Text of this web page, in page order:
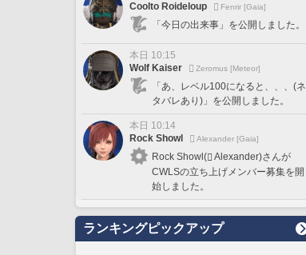
Coolto Roideloup
Fenrir [Gaia]
「今日の出来事」を公開しました。
本日 10:15
Wolf Kaiser
Zeromus [Meteor]
「あ、レベル100になると、、、(ネ
タバレあり)」を公開しました。
本日 10:14
Rock Showl
Alexander [Gaia]
Rock Showl(
Alexander)さんが
CWLSの立ち上げメンバー募集を開
始しました。
ランキングピックアップ